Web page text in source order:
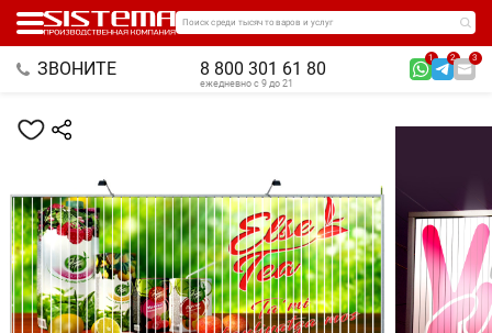
Поиск среди тысяч товаров и услуг
ЗВОНИТЕ 8 800 301 61 80
1 2 3
ежедневно с 9 до 21